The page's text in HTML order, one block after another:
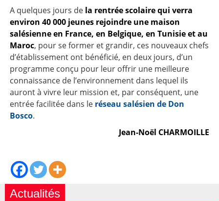
A quelques jours de la rentrée scolaire qui verra
environ 40 000 jeunes rejoindre une maison
salésienne en France, en Belgique, en Tunisie et au
Maroc, pour se former et grandir, ces nouveaux chefs
d’établissement ont bénéficié, en deux jours, d’un
programme conçu pour leur offrir une meilleure
connaissance de l’environnement dans lequel ils
auront à vivre leur mission et, par conséquent, une
entrée facilitée dans le réseau salésien de Don
Bosco.
Jean-Noël CHARMOILLE
Actualités